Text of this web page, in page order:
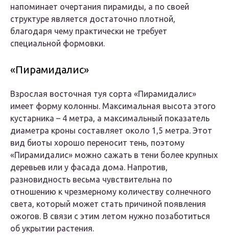
напоминает очертания пирамиды, а по своей
структуре является достаточно плотной,
благодаря чему практически не требует
специальной формовки.
«Пирамидалис»
Взрослая восточная туя сорта «Пирамидалис»
имеет форму колонны. Максимальная высота этого
кустарника – 4 метра, а максимальный показатель
диаметра кроны составляет около 1,5 метра. Этот
вид биоты хорошо переносит тень, поэтому
«Пирамидалис» можно сажать в тени более крупных
деревьев или у фасада дома. Напротив,
разновидность весьма чувствительна по
отношению к чрезмерному количеству солнечного
света, который может стать причиной появления
ожогов. В связи с этим летом нужно позаботиться
об укрытии растения.